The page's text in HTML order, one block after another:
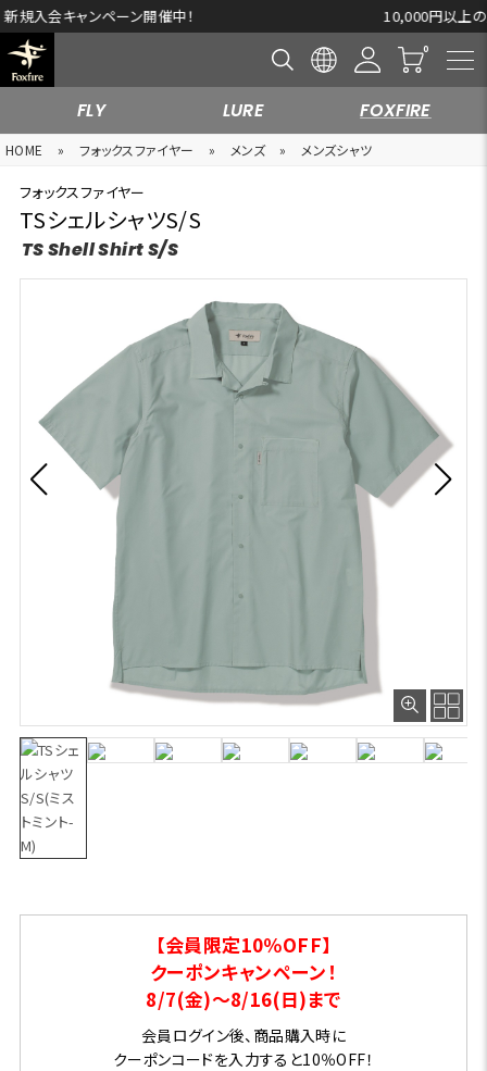
10,000円以上の購入で送料無料※一部対象外商品もございます。
FLY LURE FOXFIRE
HOME » フォックスファイヤー » メンズ » メンズシャツ
フォックスファイヤー
TSシェルシャツS/S
TS Shell Shirt S/S
【会員限定10％OFF】
クーポンキャンペーン！
8/7(金)～8/16(日)まで
会員ログイン後、商品購入時に
クーポンコードを入力すると10％OFF！